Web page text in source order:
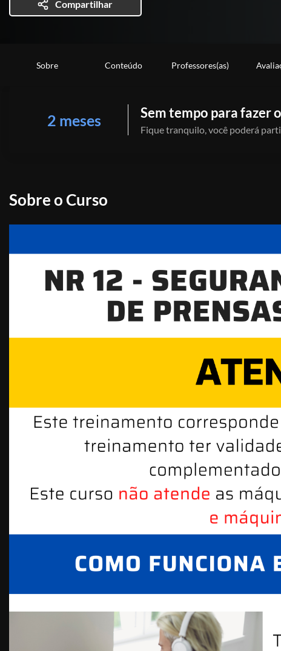
Compartilhar
Sobre Conteúdo Professores(as)
2 meses Sem tempo para fazer
Fique tranquilo, você poderá
Sobre o Curso